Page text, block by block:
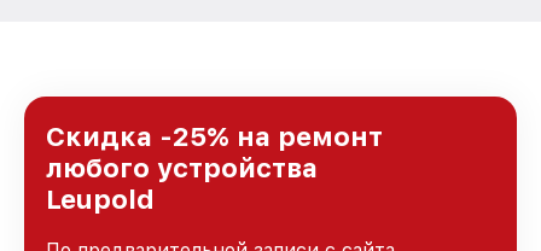
Скидка -25% на ремонт
любого устройства
Leupold